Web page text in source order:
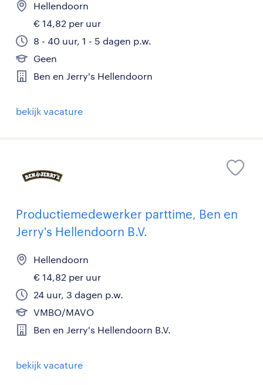
Hellendoorn
€ 14,82 per uur
8 - 40 uur, 1 - 5 dagen p.w.
Geen
Ben en Jerry's Hellendoorn
bekijk vacature
Productiemedewerker parttime, Ben en
Jerry's Hellendoorn B.V.
Hellendoorn
€ 14,82 per uur
24 uur, 3 dagen p.w.
VMBO/MAVO
Ben en Jerry's Hellendoorn B.V.
bekijk vacature